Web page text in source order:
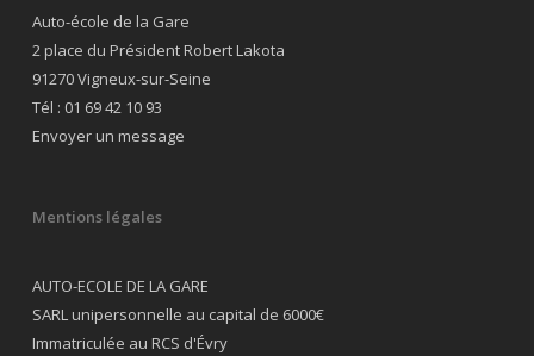
Auto-école de la Gare
2 place du Président Robert Lakota
91270 Vigneux-sur-Seine
Tél : 01 69 42 10 93
Envoyer un message
Mentions légales
AUTO-ECOLE DE LA GARE
SARL unipersonnelle au capital de 6000€
Immatriculée au RCS d'Évry